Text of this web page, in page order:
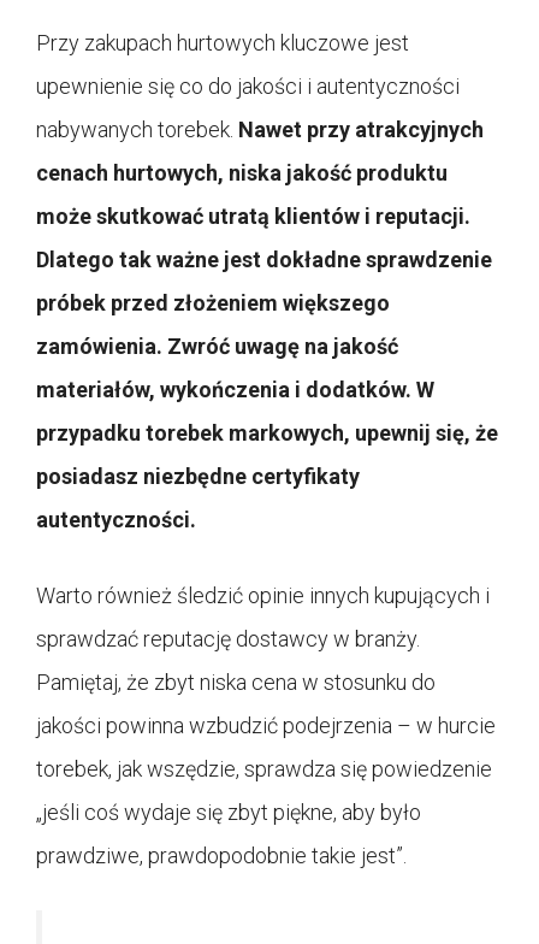
Przy zakupach hurtowych kluczowe jest
upewnienie się co do jakości i autentyczności
nabywanych torebek. Nawet przy atrakcyjnych
cenach hurtowych, niska jakość produktu
może skutkować utratą klientów i reputacji.
Dlatego tak ważne jest dokładne sprawdzenie
próbek przed złożeniem większego
zamówienia. Zwróć uwagę na jakość
materiałów, wykończenia i dodatków. W
przypadku torebek markowych, upewnij się, że
posiadasz niezbędne certyfikaty
autentyczności.
Warto również śledzić opinie innych kupujących i
sprawdzać reputację dostawcy w branży.
Pamiętaj, że zbyt niska cena w stosunku do
jakości powinna wzbudzić podejrzenia – w hurcie
torebek, jak wszędzie, sprawdza się powiedzenie
„jeśli coś wydaje się zbyt piękne, aby było
prawdziwe, prawdopodobnie takie jest”.